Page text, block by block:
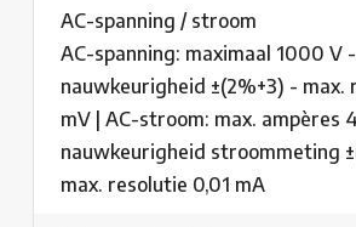
AC-spanning / stroom
AC-spanning: maximaal 1000 V -
nauwkeurigheid ±(2%+3) - max.
mV | AC-stroom: max. ampères
nauwkeurigheid stroommeting
max. resolutie 0,01 mA